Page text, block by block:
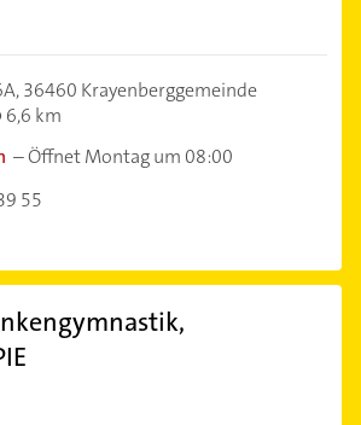
36460 Krayenberggemeinde
6,6 km
–Öffnet Montag um 08:00
55